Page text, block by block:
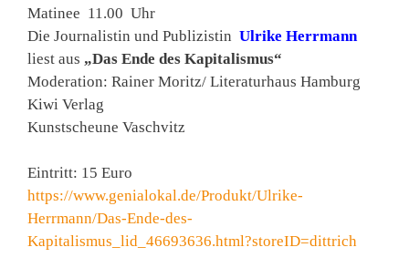
Matinee 11.00 Uhr
Die Journalistin und Publizistin Ulrike Herrmann
liest aus „Das Ende des Kapitalismus“
Moderation: Rainer Moritz/ Literaturhaus Hamburg
Kiwi Verlag
Kunstscheune Vaschvitz
Eintritt: 15 Euro
https://www.genialokal.de/Produkt/Ulrike-
Herrmann/Das-Ende-des-
Kapitalismus_lid_46693636.html?storeID=dittrich